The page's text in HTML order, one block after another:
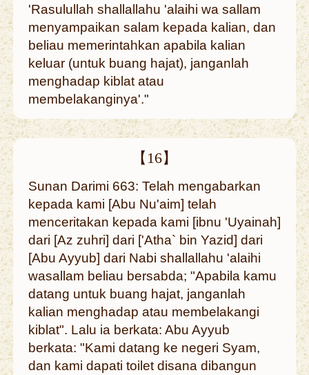
'Rasulullah shallallahu 'alaihi wa sallam
menyampaikan salam kepada kalian, dan
beliau memerintahkan apabila kalian
keluar (untuk buang hajat), janganlah
menghadap kiblat atau
membelakanginya'."
【16】
Sunan Darimi 663: Telah mengabarkan
kepada kami [Abu Nu'aim] telah
menceritakan kepada kami [ibnu 'Uyainah]
dari [Az zuhri] dari ['Atha` bin Yazid] dari
[Abu Ayyub] dari Nabi shallallahu 'alaihi
wasallam beliau bersabda; "Apabila kamu
datang untuk buang hajat, janganlah
kalian menghadap atau membelakangi
kiblat". Lalu ia berkata: Abu Ayyub
berkata: "Kami datang ke negeri Syam,
dan kami dapati toilet disana dibangun